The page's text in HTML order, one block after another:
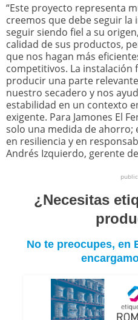
“Este proyecto representa
creemos que debe seguir
seguir siendo fiel a su
calidad de sus productos,
que nos hagan más
competitivos. La
producir una parte
nuestro secadero y nos
estabilidad en un contexto
exigente. Para Jamones El
solo una medida de ahorro;
en resiliencia y en
Andrés Izquierdo, gerente
¿Necesitas
No te preocupes, en